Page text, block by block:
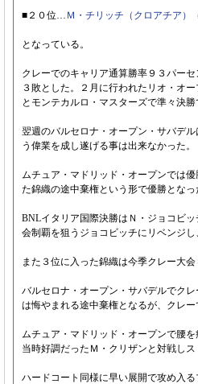
■２０位… Ｍ・チリッチ（クロアチア）
となっている。
クレーでのキャリア通算勝率９３パー
３敗とした。２月に行われたリオ・オ
とモンテカルロ・マスターズで準々決
翌週のバルセロナ・オープン・サバデ
う偉業を成し遂げる事は出来なかった。
ムチュア・マドリッド・オープンでは
た錦織の途中棄権という形で優勝となっ
BNLイタリア国際決勝はＮ・ジョコビ
会制覇を狙うジョコビッチにリベンジ
また３位に入った錦織は今季クレー大会
バルセロナ・オープン・サバデルでク
は悔やまれる途中棄権となるが、クレ
ムチュア・マドリッド・オープンで腰
当時好調だったＭ・クリザンと対戦しス
ハードコート同様に早い展開で攻め入